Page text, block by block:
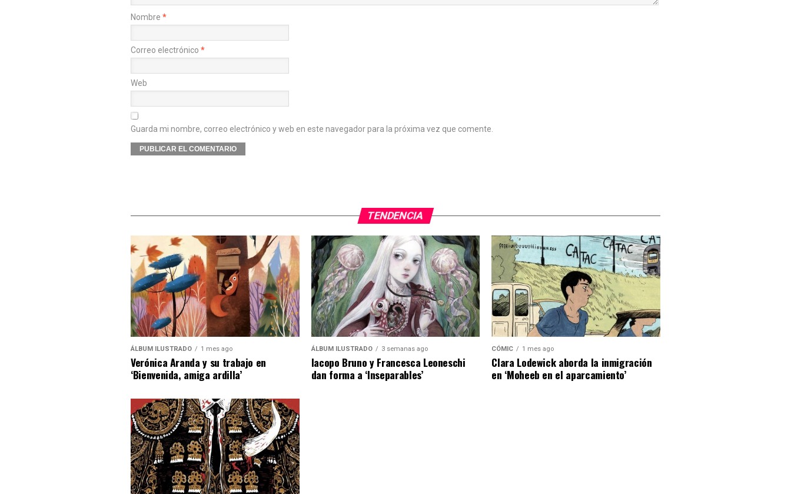
Nombre *
Correo electrónico *
Web
Guarda mi nombre, correo electrónico y web en este navegador para la próxima vez que comente.
TENDENCIA
ÁLBUM ILUSTRADO 1 mes ago
Verónica Aranda y su trabajo en
‘Bienvenida, amiga ardilla’
ÁLBUM ILUSTRADO 3 semanas ago
Iacopo Bruno y Francesca Leoneschi
dan forma a ‘Inseparables’
CÓMIC 1 mes ago
Clara Lodewick aborda la inmigración
en ‘Moheeb en el aparcamiento’